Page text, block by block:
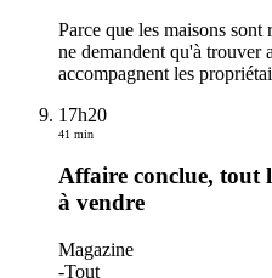
Parce que les maisons
ne demandent qu'à trouver
accompagnent les
17h20
41 min
Affaire conclue, tout
à vendre
Magazine
-Tout